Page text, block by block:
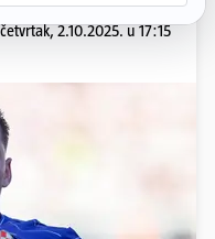
četvrtak, 2.10.2025. u 17:15